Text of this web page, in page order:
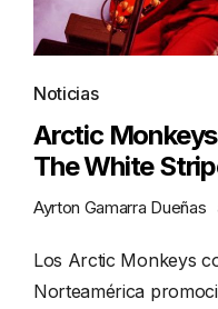
Noticias
Arctic
The White
Ayrton Gamarra Dueñas
Los Arctic Monkeys
Norteamérica